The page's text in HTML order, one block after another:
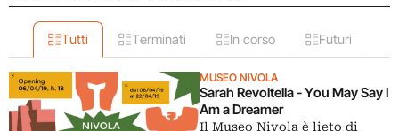
Tutti Terminati In corso Futuri
MUSEO NIVOLA
Sarah Revoltella - You May Say I
Am a Dreamer
Il Museo Nivola è lieto di